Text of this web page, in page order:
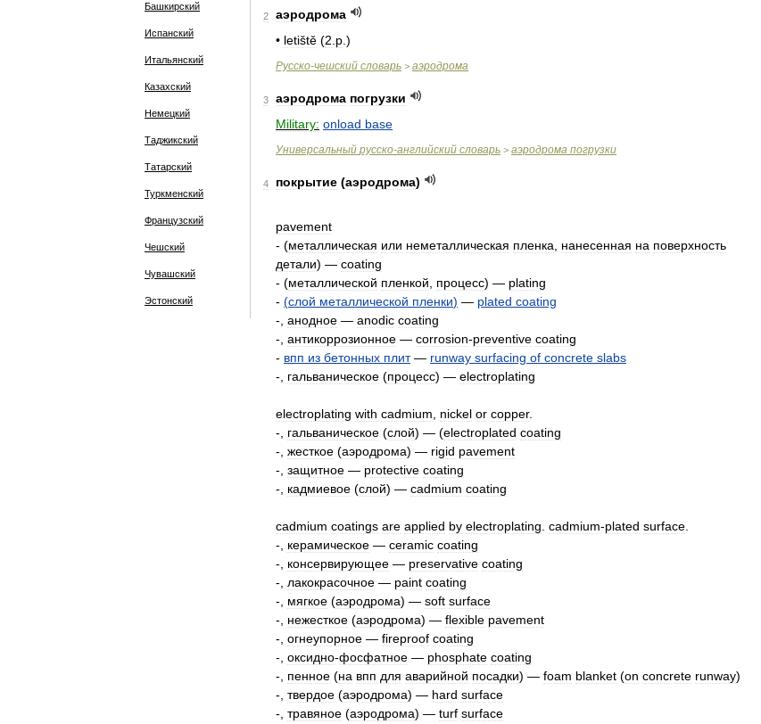
Башкирский
Испанский
Итальянский
Казахский
Немецкий
Таджикский
Татарский
Туркменский
Французский
Чешский
Чувашский
Эстонский
2
аэродрома
• letiště (2 p .)
Русско-чешский словарь > аэродрома
3 аэродрома погрузки
Military: onload base
Универсальный русско-английский словарь > аэродрома погрузки
4 покрытие (аэродрома)
pavement
- (металлическая или неметаллическая пленка нанесенная на поверхность
детали) — coating
- (металлической пленкой процесс) — plating
- (слой металлической пленки) — plated coating
-, анодное — anodic coating
-, антикоррозионное — corrosion-preventive coating
- впп из бетонных плит— runway surfacing of concrete slabs
-, гальваническое (процесс) — electroplating
electroplating with cadmium nickel or copper.
-, гальваническое (слой) — (electroplated coating
-, жесткое (аэродрома) — rigid pavement
-, защитное — protective coating
-, кадмиевое (слой) — cadmium coating
cadmium coatings are applied by electroplating cadmium-plated surface
-, керамическое — ceramic coating
-, консервирующее — preservative coating
-, лакокрасочное — paint coating
-, мягкое (аэродрома) — soft surface
-, нежесткое (аэродрома) — flexible pavement
-, огнеупорное — fireproof coating
-, оксидно-фосфатное — phosphate coating
-, пенное (на впп для аварийной посадки) — foam blanket (on concrete runway)
-, твердое (аэродрома) — hard surface
-, травяное (аэродрома) — turf surface